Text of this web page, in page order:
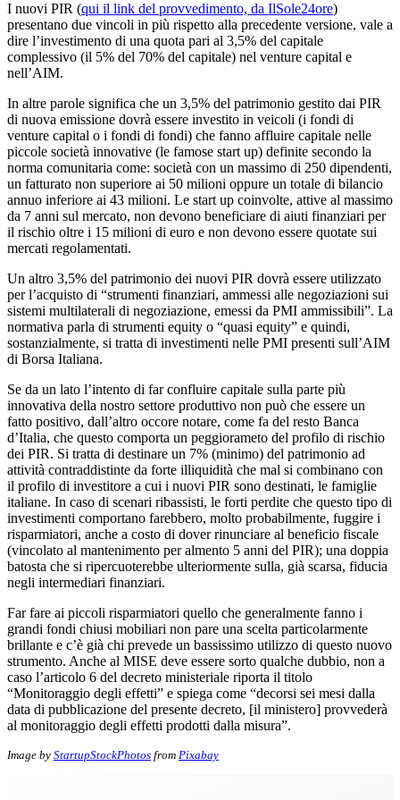
I nuovi PIR (qui il link del provvedimento, da IlSole24ore)
presentano due vincoli in più rispetto alla precedente versione, vale a
dire l’investimento di una quota pari al 3,5% del capitale
complessivo (il 5% del 70% del capitale) nel venture capital e
nell’AIM.
In altre parole significa che un 3,5% del patrimonio gestito dai PIR
di nuova emissione dovrà essere investito in veicoli (i fondi di
venture capital o i fondi di fondi) che fanno affluire capitale nelle
piccole società innovative (le famose start up) definite secondo la
norma comunitaria come: società con un massimo di 250 dipendenti,
un fatturato non superiore ai 50 milioni oppure un totale di bilancio
annuo inferiore ai 43 milioni. Le start up coinvolte, attive al massimo
da 7 anni sul mercato, non devono beneficiare di aiuti finanziari per
il rischio oltre i 15 milioni di euro e non devono essere quotate sui
mercati regolamentati.
Un altro 3,5% del patrimonio dei nuovi PIR dovrà essere utilizzato
per l’acquisto di “strumenti finanziari, ammessi alle negoziazioni sui
sistemi multilaterali di negoziazione, emessi da PMI ammissibili”. La
normativa parla di strumenti equity o “quasi equity” e quindi,
sostanzialmente, si tratta di investimenti nelle PMI presenti sull’AIM
di Borsa Italiana.
Se da un lato l’intento di far confluire capitale sulla parte più
innovativa della nostro settore produttivo non può che essere un
fatto positivo, dall’altro occore notare, come fa del resto Banca
d’Italia, che questo comporta un peggiorameto del profilo di rischio
dei PIR. Si tratta di destinare un 7% (minimo) del patrimonio ad
attività contraddistinte da forte illiquidità che mal si combinano con
il profilo di investitore a cui i nuovi PIR sono destinati, le famiglie
italiane. In caso di scenari ribassisti, le forti perdite che questo tipo di
investimenti comportano farebbero, molto probabilmente, fuggire i
risparmiatori, anche a costo di dover rinunciare al beneficio fiscale
(vincolato al mantenimento per almento 5 anni del PIR); una doppia
batosta che si ripercuoterebbe ulteriormente sulla, già scarsa, fiducia
negli intermediari finanziari.
Far fare ai piccoli risparmiatori quello che generalmente fanno i
grandi fondi chiusi mobiliari non pare una scelta particolarmente
brillante e c’è già chi prevede un bassissimo utilizzo di questo nuovo
strumento. Anche al MISE deve essere sorto qualche dubbio, non a
caso l’articolo 6 del decreto ministeriale riporta il titolo
“Monitoraggio degli effetti” e spiega come “decorsi sei mesi dalla
data di pubblicazione del presente decreto, [il ministero] provvederà
al monitoraggio degli effetti prodotti dalla misura”.
Image by StartupStockPhotos from Pixabay